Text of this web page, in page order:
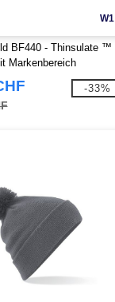
W1
BF440 - Thinsulate ™
Markenbereich
-33%